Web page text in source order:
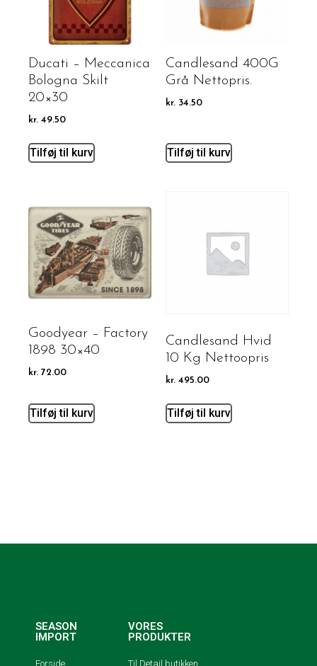
Ducati – Meccanica
Bologna Skilt
20×30
kr. 49.50
Tilføj til kurv
Candlesand 400G
Grå Nettopris.
kr. 34.50
Tilføj til kurv
Goodyear – Factory
1898 30×40
kr. 72.00
Tilføj til kurv
Candlesand Hvid
10 Kg Nettoopris
kr. 495.00
Tilføj til kurv
SEASON
IMPORT
Forside
VORES
PRODUKTER
Til Detail butikken